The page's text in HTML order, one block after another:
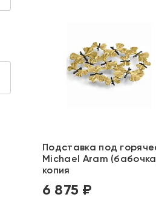
Подставка под
Michael Aram
копия
6 875 ₽